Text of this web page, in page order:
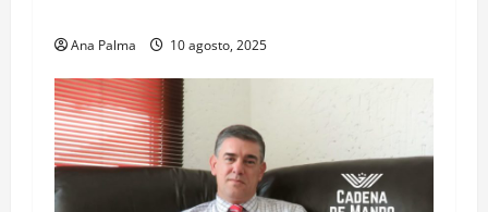
Ana Palma 10 agosto, 2025